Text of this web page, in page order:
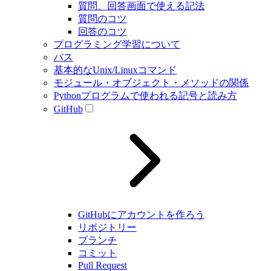
質問、回答画面で使える記法
質問のコツ
回答のコツ
プログラミング学習について
パス
基本的なUnix/Linuxコマンド
モジュール・オブジェクト・メソッドの関係
Pythonプログラムで使われる記号と読み方
GitHub
GitHubにアカウントを作ろう
リポジトリー
ブランチ
コミット
Pull Request